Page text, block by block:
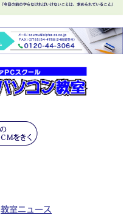
教室ニュース